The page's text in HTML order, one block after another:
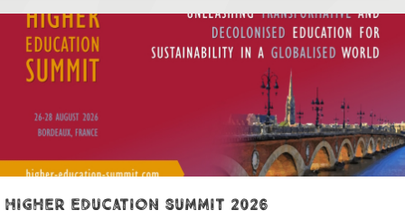
Higher Education Summit 2026